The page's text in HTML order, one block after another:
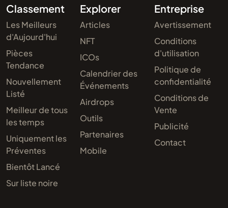
Classement
Les Meilleurs
d'Aujourd'hui
Pièces
Tendance
Nouvellement
Listé
Meilleur de tous
les temps
Uniquement les
Préventes
Bientôt Lancé
Sur liste noire
Explorer
Articles
NFT
ICOs
Calendrier des
Événements
Airdrops
Outils
Partenaires
Mobile
Entreprise
Avertissement
Conditions
d'utilisation
Politique de
confidentialité
Conditions de
Vente
Publicité
Contact